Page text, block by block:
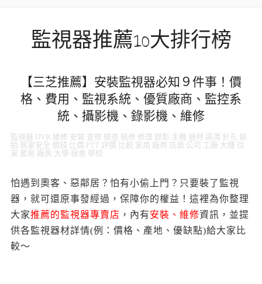
監視器推薦10大排行榜
【三芝推薦】安裝監視器必知９件事！價
格、費用、監視系統、優質廠商、監控系
統、攝影機、錄影機、維修
監視器 DVR 維修 安裝 查修 檢查 檢修 修理 錄影 主機 器材 高清 針孔 偷
拍 居家安全 價錢 比價 PTT 評價 比較 家用 廠商 店面 公司 工廠 大樓 住
家 套房 廠房 大學 宿舍 學校
怕遇到奧客、惡鄰居？怕有小偷上門？只要裝了監視
器，就可還原事發經過，保障你的權益！這裡為你整理
大家推薦的監視器專賣店 ，內有安裝、維修資訊，並提
供各監視器材詳情(例：價格、產地、優缺點)給大家比
較～